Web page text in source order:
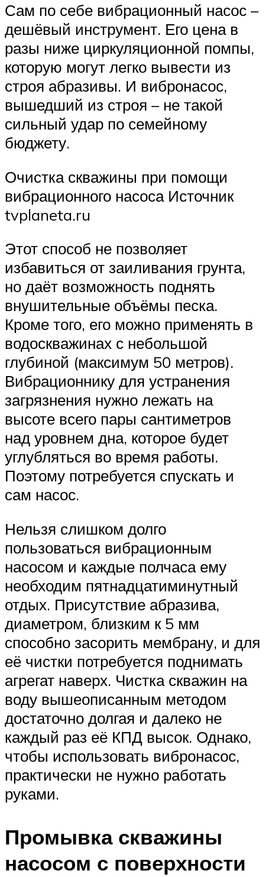
Сам по себе вибрационный насос –
дешёвый инструмент. Его цена в
разы ниже циркуляционной помпы,
которую могут легко вывести из
строя абразивы. И вибронасос,
вышедший из строя – не такой
сильный удар по семейному
бюджету.
Очистка скважины при помощи
вибрационного насоса Источник
tvplaneta.ru
Этот способ не позволяет
избавиться от заиливания грунта,
но даёт возможность поднять
внушительные объёмы песка.
Кроме того, его можно применять в
водоскважинах с небольшой
глубиной (максимум 50 метров).
Вибрационнику для устранения
загрязнения нужно лежать на
высоте всего пары сантиметров
над уровнем дна, которое будет
углубляться во время работы.
Поэтому потребуется спускать и
сам насос.
Нельзя слишком долго
пользоваться вибрационным
насосом и каждые полчаса ему
необходим пятнадцатиминутный
отдых. Присутствие абразива,
диаметром, близким к 5 мм
способно засорить мембрану, и для
её чистки потребуется поднимать
агрегат наверх. Чистка скважин на
воду вышеописанным методом
достаточно долгая и далеко не
каждый раз её КПД высок. Однако,
чтобы использовать вибронасос,
практически не нужно работать
руками.
Промывка скважины
насосом с поверхности